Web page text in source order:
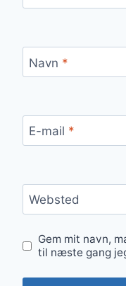
Navn *
E-mail *
Websted
Gem mit navn,
til næste gang